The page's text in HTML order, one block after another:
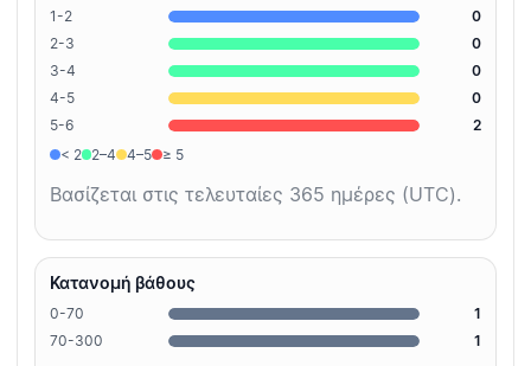
1-2
0
2-3
0
3-4
0
4-5
0
5-6
2
< 2
2–4 4–5 ≥ 5
Βασίζεται στις τελευταίες 365 ημέρες (UTC).
Κατανομή βάθους
0-70
1
70-300
1